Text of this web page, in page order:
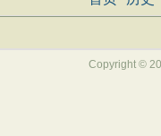
Copyright ©